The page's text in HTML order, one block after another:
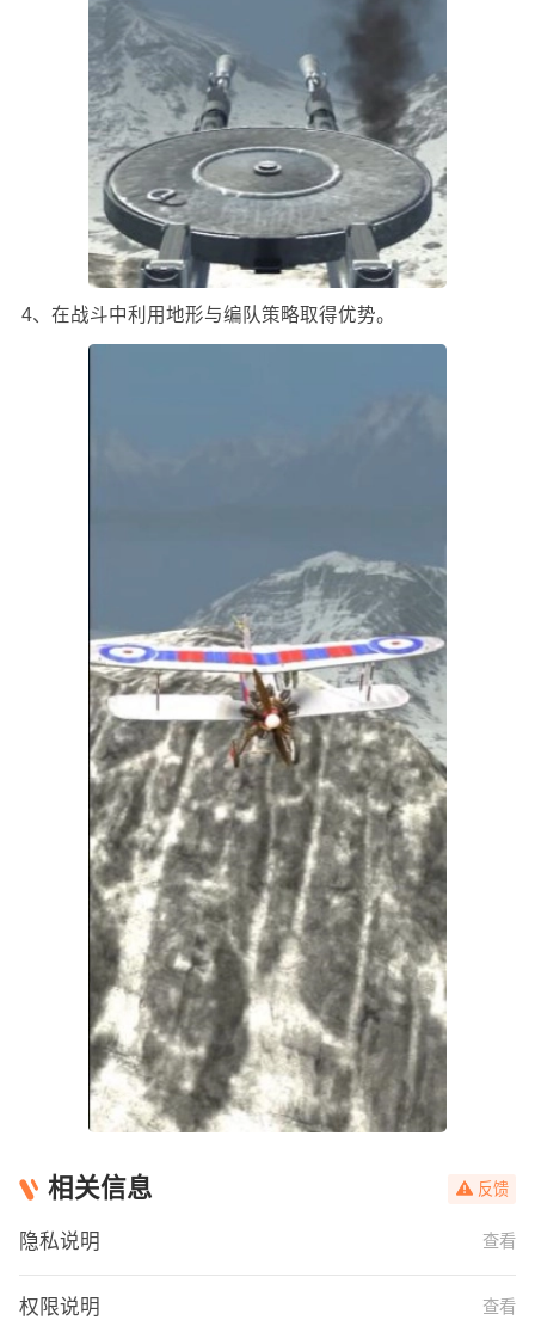
4、在战斗中利用地形与编队策略取得优势。
相关信息 反馈
隐私说明 查看
权限说明 查看